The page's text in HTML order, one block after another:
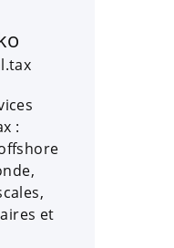
:
et